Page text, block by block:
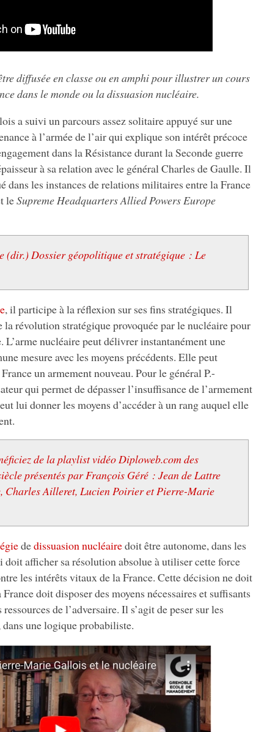
diffusée en classe ou en amphi pour illustrer un cours
dans le monde ou la dissuasion nucléaire.
a suivi un parcours assez solitaire appuyé sur une
à l’armée de l’air qui explique son intérêt précoce
dans la Résistance durant la Seconde guerre
à sa relation avec le général Charles de Gaulle. Il
dans les instances de relations militaires entre la France
leSupreme Headquarters Allied Powers Europe
(dir.) Dossier géopolitique et stratégique : Le
, il participe à la réflexion sur ses fins stratégiques. Il
la révolution stratégique provoquée par le nucléaire pour
L’arme nucléaire peut délivrer instantanément une
mesure avec les moyens précédents. Elle peut
un armement nouveau. Pour le général P.-
qui permet de dépasser l’insuffisance de l’armement
lui donner les moyens d’accéder à un rang auquel elle
de la playlist vidéo Diploweb.com des
présentés par François Géré : Jean de Lattre
Charles Ailleret, Lucien Poirier et Pierre-Marie
dedissuasion nucléairedoit être autonome, dans les
doit afficher sa résolution absolue à utiliser cette force
les intérêts vitaux de la France. Cette décision ne doit
doit disposer des moyens nécessaires et suffisants
de l’adversaire. Il s’agit de peser sur les
une logique probabiliste.